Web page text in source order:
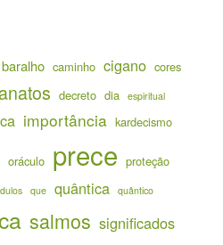
baralho caminho cigano cores
decreto dia espiritual
importância kardecismo
oráculo prece proteção
que quântica quântico
salmos significados